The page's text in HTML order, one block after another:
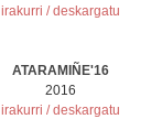
irakurri / deskargatu
ATARAMIÑE'16
2016
irakurri / deskargatu